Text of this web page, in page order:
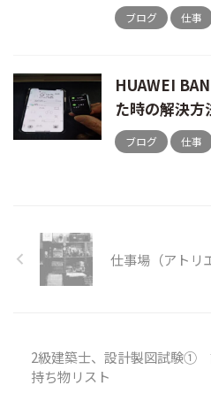
ブログ 仕事
HUAWEI
た時の解決
ブログ 仕事
仕事場（アトリ
2級建築士、設計製図試験①
持ち物リスト